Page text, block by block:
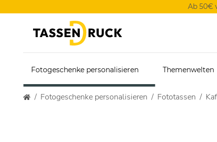
Ab 50€
Fotogeschenke personalisieren Themenwelten
Fotogeschenke personalisieren Fototassen